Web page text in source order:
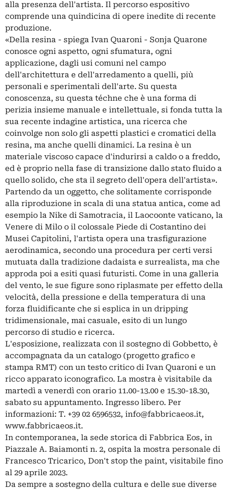
alla presenza dell'artista. Il percorso espositivo
comprende una quindicina di opere inedite di recente
produzione.
«Della resina - spiega Ivan Quaroni - Sonja Quarone
conosce ogni aspetto, ogni sfumatura, ogni
applicazione, dagli usi comuni nel campo
dell'architettura e dell'arredamento a quelli, più
personali e sperimentali dell'arte. Su questa
conoscenza, su questa téchne che è una forma di
perizia insieme manuale e intellettuale, si fonda tutta la
sua recente indagine artistica, una ricerca che
coinvolge non solo gli aspetti plastici e cromatici della
resina, ma anche quelli dinamici. La resina è un
materiale viscoso capace d'indurirsi a caldo o a freddo,
ed è proprio nella fase di transizione dallo stato fluido a
quello solido, che sta il segreto dell'opera dell'artista».
Partendo da un oggetto, che solitamente corrisponde
alla riproduzione in scala di una statua antica, come ad
esempio la Nike di Samotracia, il Laocoonte vaticano, la
Venere di Milo o il colossale Piede di Costantino dei
Musei Capitolini, l'artista opera una trasfigurazione
aerodinamica, secondo una procedura per certi versi
mutuata dalla tradizione dadaista e surrealista, ma che
approda poi a esiti quasi futuristi. Come in una galleria
del vento, le sue figure sono riplasmate per effetto della
velocità, della pressione e della temperatura di una
forza fluidificante che si esplica in un dripping
tridimensionale, mai casuale, esito di un lungo
percorso di studio e ricerca.
L'esposizione, realizzata con il sostegno di Gobbetto, è
accompagnata da un catalogo (progetto grafico e
stampa RMT) con un testo critico di Ivan Quaroni e un
ricco apparato iconografico. La mostra è visitabile da
martedì a venerdì con orario 11.00-13.00 e 15.30-18.30,
sabato su appuntamento. Ingresso libero. Per
informazioni: T. +39 02 6596532, info@fabbricaeos.it,
www.fabbricaeos.it.
In contemporanea, la sede storica di Fabbrica Eos, in
Piazzale A. Baiamonti n. 2, ospita la mostra personale di
Francesco Tricarico, Don't stop the paint, visitabile fino
al 29 aprile 2023.
Da sempre a sostegno della cultura e delle sue diverse